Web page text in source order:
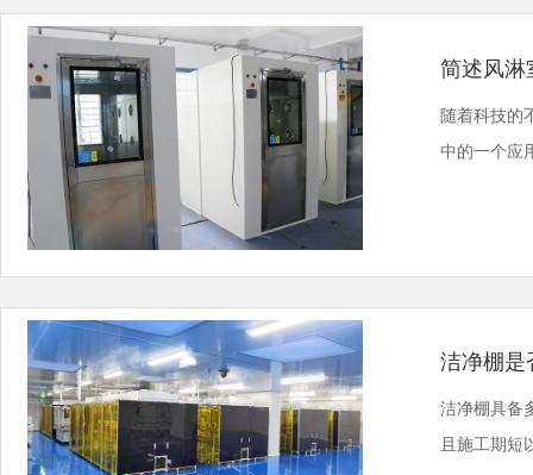
简述风淋
随着科技的
中的一个应
洁净棚是
洁净棚具备
且施工期短